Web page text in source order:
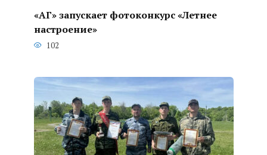
«АГ» запускает фотоконкурс «Летнее
настроение»
102